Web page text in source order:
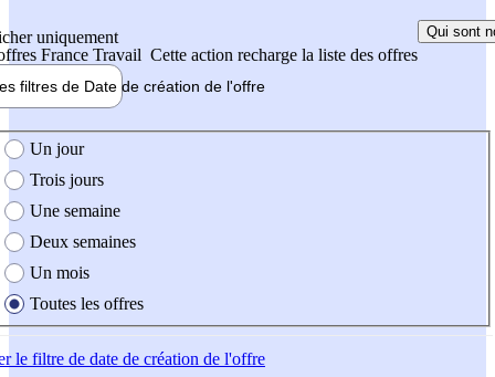
uniquement
France Travail Cette action recharge la liste des offres
Qui sont
filtres de Date de création de l'offre
création de l'offre
Un jour
Trois jours
Une semaine
Deux semaines
Un mois
Toutes les offres
le filtre de date de création de l'offre